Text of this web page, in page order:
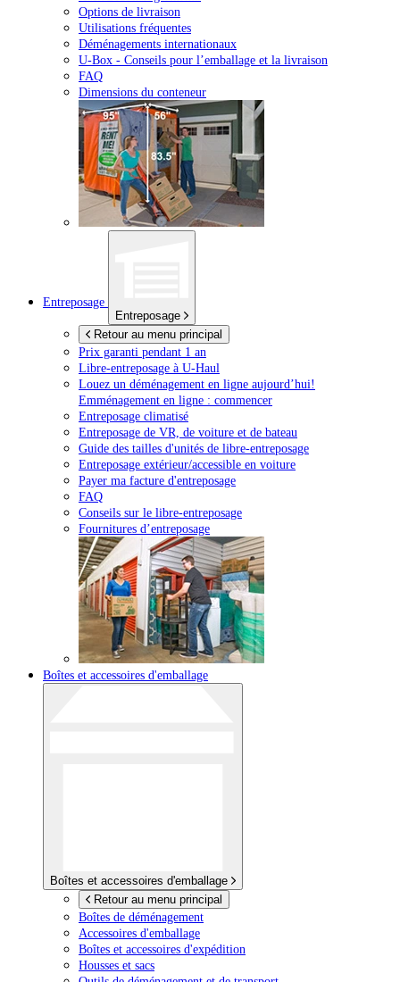
Options de livraison
Utilisations fréquentes
Déménagements internationaux
U-Box - Conseils pour l’emballage et la livraison
FAQ
Dimensions du conteneur
Entreposage
Entreposage
Retour au menu principal
Prix garanti pendant 1 an
Libre-entreposage à U-Haul
Louez un déménagement en ligne aujourd’hui!
Emménagement en ligne : commencer
Entreposage climatisé
Entreposage de VR, de voiture et de bateau
Guide des tailles d'unités de libre-entreposage
Entreposage extérieur/accessible en voiture
Payer ma facture d'entreposage
FAQ
Conseils sur le libre-entreposage
Fournitures d’entreposage
Boîtes et accessoires d'emballage
Boîtes et accessoires d'emballage
Retour au menu principal
Boîtes de déménagement
Accessoires d'emballage
Boîtes et accessoires d'expédition
Housses et sacs